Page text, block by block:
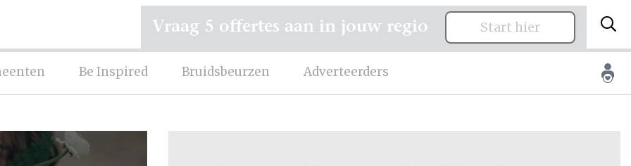
Be Inspired Bruidsbeurzen Adverteerders
Vraag 5 offertes aan in jouw regio Start hier